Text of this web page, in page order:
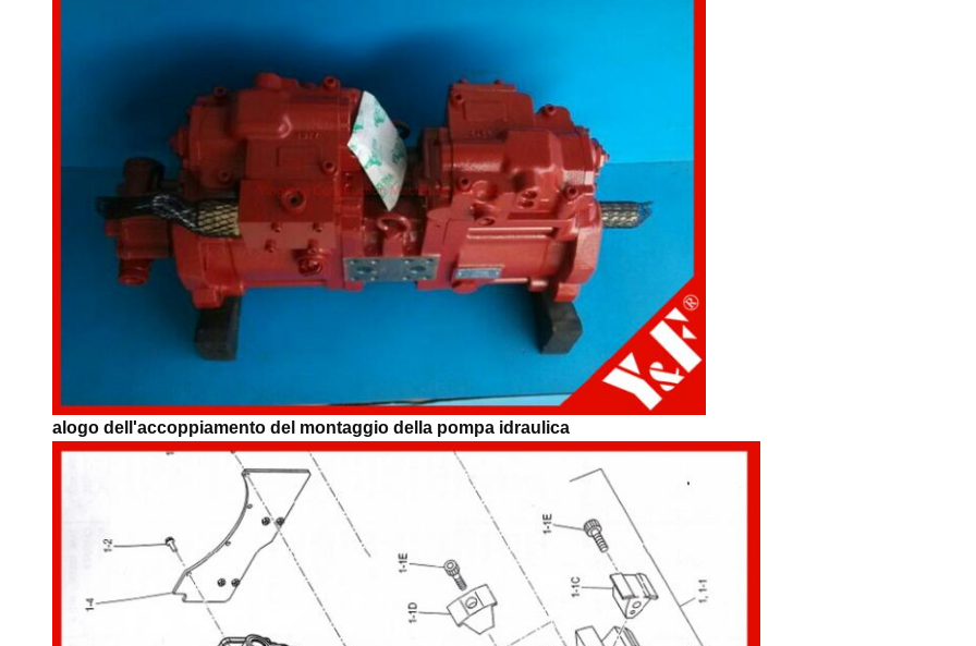
alogo dell'accoppiamento del montaggio della pompa idraulica